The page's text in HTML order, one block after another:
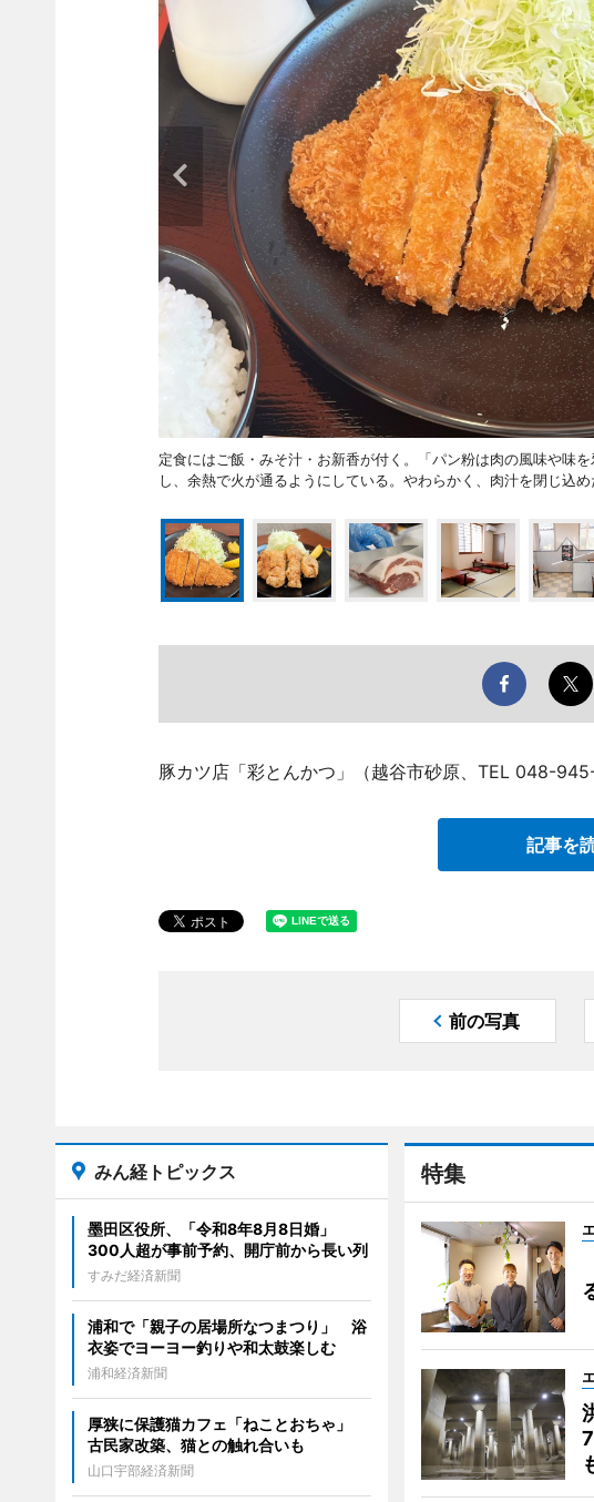
定食にはご飯・みそ汁・お新香が付く。「パン粉は肉の風味や味
し、余熱で火が通るようにしている。やわらかく、肉汁を閉じ込
豚カツ店「彩とんかつ」（越谷市砂原、TEL 048-
記事を
前の写真
特集
みん経トピックス
墨田区役所、「令和8年8月8日婚」
300人超が事前予約、開庁前から長い列
すみだ経済新聞
浦和で「親子の居場所なつまつり」 浴
衣姿でヨーヨー釣りや和太鼓楽しむ
浦和経済新聞
厚狭に保護猫カフェ「ねことおちゃ」
古民家改築、猫との触れ合いも
山口宇部経済新聞